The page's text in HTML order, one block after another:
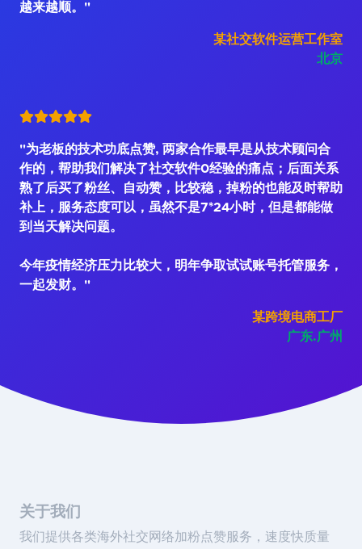
越来越顺。"
某社交软件运营工作室
北京
"为老板的技术功底点赞, 两家合作最早是从技术顾问合
作的，帮助我们解决了社交软件0经验的痛点；后面关系
熟了后买了粉丝、自动赞，比较稳，掉粉的也能及时帮助
补上，服务态度可以，虽然不是7*24小时，但是都能做
到当天解决问题。
今年疫情经济压力比较大，明年争取试试账号托管服务，
一起发财。"
某跨境电商工厂
广东.广州
关于我们
我们提供各类海外社交网络加粉点赞服务，速度快质量